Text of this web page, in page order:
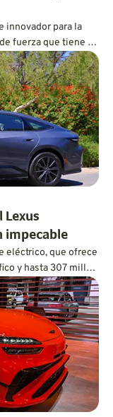
innovador para la
fuerza que tiene el
Lexus
impecable
eléctrico, que ofrece
y hasta 307 millas